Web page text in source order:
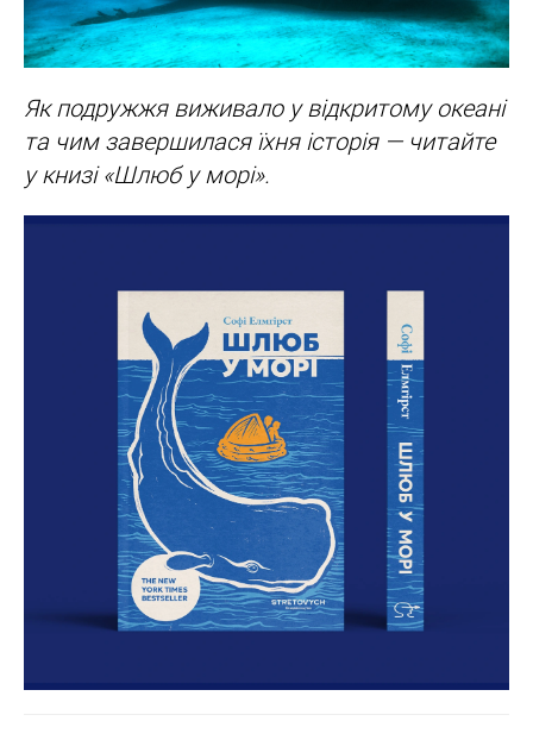
Як подружжя виживало у відкритому океані
та чим завершилася їхня історія — читайте
у книзі «Шлюб у морі».